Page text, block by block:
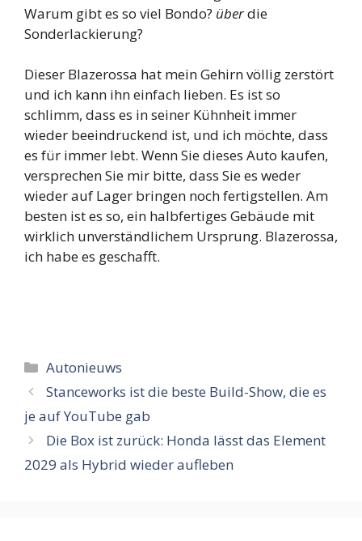
Warum gibt es so viel Bondo? überdie
Sonderlackierung?
Dieser Blazerossa hat mein Gehirn völlig zerstört
und ich kann ihn einfach lieben. Es ist so
schlimm, dass es in seiner Kühnheit immer
wieder beeindruckend ist, und ich möchte, dass
es für immer lebt. Wenn Sie dieses Auto kaufen,
versprechen Sie mir bitte, dass Sie es weder
wieder auf Lager bringen noch fertigstellen. Am
besten ist es so, ein halbfertiges Gebäude mit
wirklich unverständlichem Ursprung. Blazerossa,
ich habe es geschafft.
Categorieën
Autonieuws
Stanceworks ist die beste Build-Show, die es
je auf YouTube gab
Die Box ist zurück: Honda lässt das Element
2029 als Hybrid wieder aufleben